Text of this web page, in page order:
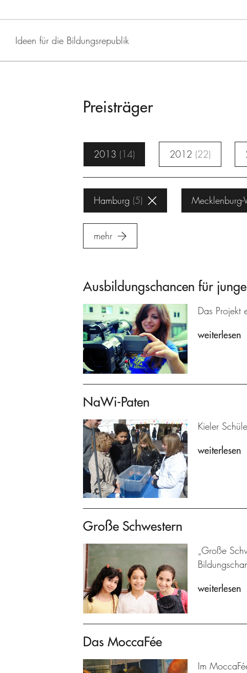
Ideen für die Bildungsrepublik
Preisträger
2013 14 2012 22
Hamburg 5 Mecklenburg-
mehr
Ausbildungschancen für
Das Projekt
weiterlesen
NaWi-Paten
Kieler
weiterlesen
Große Schwestern
„Große
weiterlesen
Das MoccaFée
Im